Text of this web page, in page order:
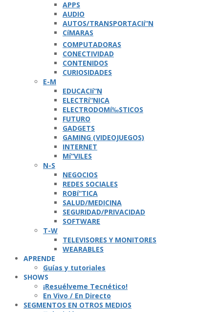
APPS
AUDIO
AUTOS/TRANSPORTACIí“N
CíMARAS
COMPUTADORAS
CONECTIVIDAD
CONTENIDOS
CURIOSIDADES
E-M
EDUCACIí“N
ELECTRí“NICA
ELECTRODOMí‰STICOS
FUTURO
GADGETS
GAMING (VIDEOJUEGOS)
INTERNET
Mí“VILES
N-S
NEGOCIOS
REDES SOCIALES
ROBí“TICA
SALUD/MEDICINA
SEGURIDAD/PRIVACIDAD
SOFTWARE
T-W
TELEVISORES Y MONITORES
WEARABLES
APRENDE
Guí­as y tutoriales
SHOWS
¡Resuélveme Tecnético!
En Vivo / En Directo
SEGMENTOS EN OTROS MEDIOS